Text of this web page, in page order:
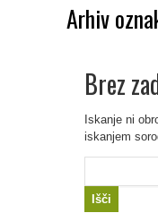
Arhiv
Brez
Iskanje ni
iskanjem